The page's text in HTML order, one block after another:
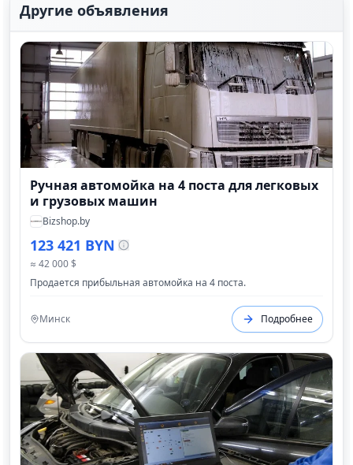
Другие объявления
Ручная автомойка на 4 поста для легковых
и грузовых машин
Bizshop.by
123 421 BYN
≈ 42 000 $
Продается прибыльная автомойка на 4 поста.
Минск Подробнее